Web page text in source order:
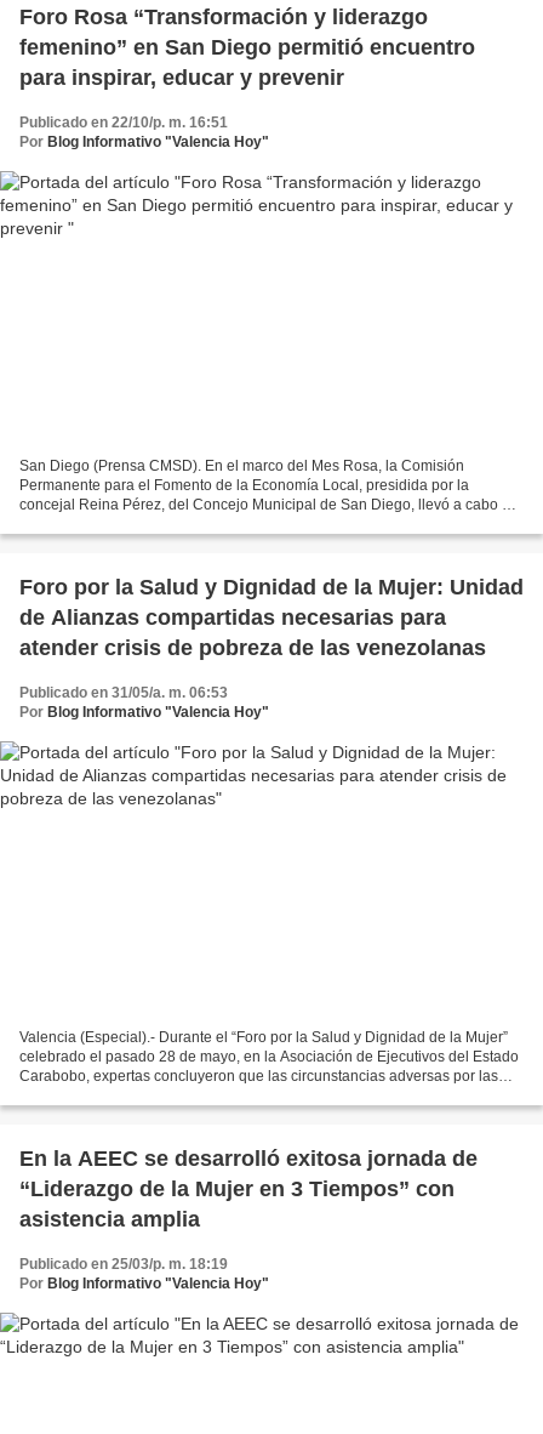
Foro Rosa “Transformación y liderazgo
femenino” en San Diego permitió encuentro
para inspirar, educar y prevenir
Publicado en 22/10/p. m. 16:51
Por Blog Informativo "Valencia Hoy"
San Diego (Prensa CMSD). En el marco del Mes Rosa, la Comisión
Permanente para el Fomento de la Economía Local, presidida por la
concejal Reina Pérez, del Concejo Municipal de San Diego, llevó a cabo el
Foro por la Salud y Dignidad de la Mujer: Unidad
de Alianzas compartidas necesarias para
atender crisis de pobreza de las venezolanas
Publicado en 31/05/a. m. 06:53
Por Blog Informativo "Valencia Hoy"
Valencia (Especial).- Durante el “Foro por la Salud y Dignidad de la Mujer”
celebrado el pasado 28 de mayo, en la Asociación de Ejecutivos del Estado
Carabobo, expertas concluyeron que las circunstancias adversas por las
En la AEEC se desarrolló exitosa jornada de
“Liderazgo de la Mujer en 3 Tiempos” con
asistencia amplia
Publicado en 25/03/p. m. 18:19
Por Blog Informativo "Valencia Hoy"